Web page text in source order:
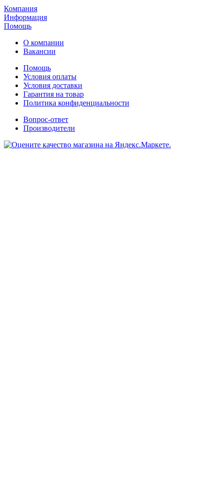
Компания
Информация
Помощь
О компании
Вакансии
Помощь
Условия оплаты
Условия доставки
Гарантия на товар
Политика конфиденциальности
Вопрос-ответ
Производители